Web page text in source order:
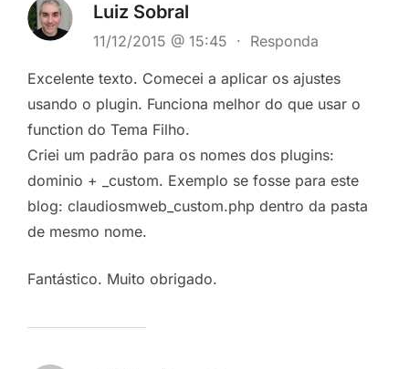
Luiz Sobral
11/12/2015 @ 15:45 · Responda
Excelente texto. Comecei a aplicar os ajustes
usando o plugin. Funciona melhor do que usar o
function do Tema Filho.
Criei um padrão para os nomes dos plugins:
dominio + _custom. Exemplo se fosse para este
blog: claudiosmweb_custom.php dentro da pasta
de mesmo nome.
Fantástico. Muito obrigado.